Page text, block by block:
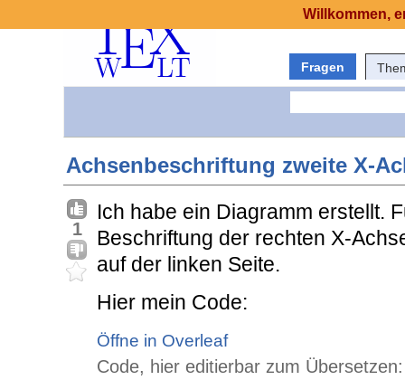
Fragen
Achsenbeschriftung zweite X-
1
Ich habe ein Diagramm erstellt.
Beschriftung der rechten X-
auf der linken Seite.
Hier mein Code:
Öffne in Overleaf
Code, hier editierbar zum Übersetzen:
Willkommen,